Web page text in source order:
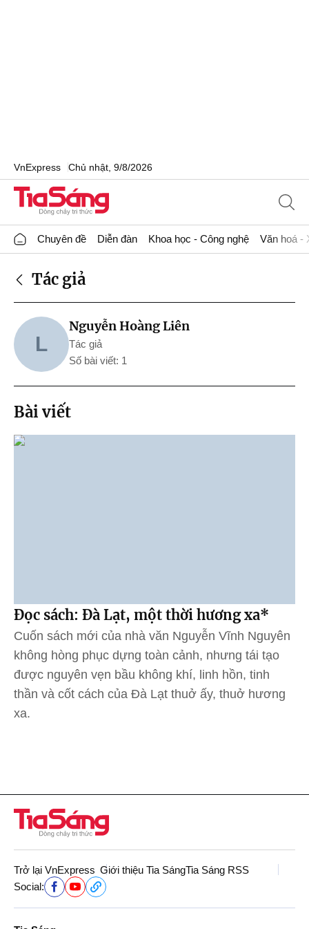
VnExpress Chủ nhật, 9/8/2026
Chuyên đề Diễn đàn Khoa học - Công nghệ Văn hoá -
Tác giả
L
Nguyễn Hoàng Liên
Tác giả
Số bài viết: 1
Bài viết
Đọc sách: Đà Lạt, một thời hương xa*
Cuốn sách mới của nhà văn Nguyễn Vĩnh Nguyên
không hòng phục dựng toàn cảnh, nhưng tái tạo
được nguyên vẹn bầu không khí, linh hồn, tinh
thần và cốt cách của Đà Lạt thuở ấy, thuở hương
xa.
Trở lại VnExpress Giới thiệu Tia SángTia Sáng RSS
Social: